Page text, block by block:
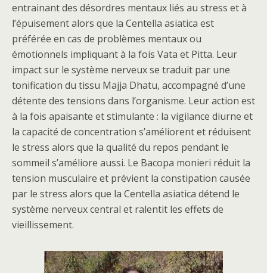
entrainant des désordres mentaux liés au stress et à
l’épuisement alors que la Centella asiatica est
préférée en cas de problèmes mentaux ou
émotionnels impliquant à la fois Vata et Pitta. Leur
impact sur le système nerveux se traduit par une
tonification du tissu Majja Dhatu, accompagné d’une
détente des tensions dans l’organisme. Leur action est
à la fois apaisante et stimulante : la vigilance diurne et
la capacité de concentration s’améliorent et réduisent
le stress alors que la qualité du repos pendant le
sommeil s’améliore aussi. Le Bacopa monieri réduit la
tension musculaire et prévient la constipation causée
par le stress alors que la Centella asiatica détend le
système nerveux central et ralentit les effets de
vieillissement.